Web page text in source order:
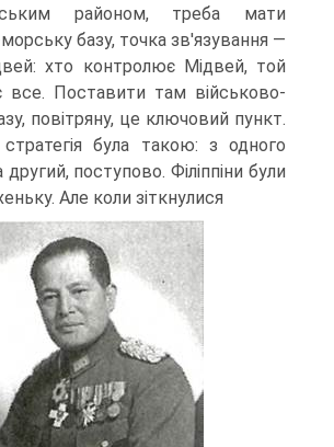
районом, треба мати
базу, точ­ка зв'язування —
хто контролює Мідвей, той
все. Поставити там військово-
повітряну, це ключовий пункт.
була такою: з одного
поступово. Філіппіни були
Але коли зіткнулися